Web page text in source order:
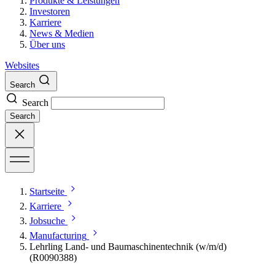
Investoren
Karriere
News & Medien
Über uns
Websites
Search
Search
Search
Startseite
Karriere
Jobsuche
Manufacturing
Lehrling Land- und Baumaschinentechnik (w/m/d)
(R0090388)